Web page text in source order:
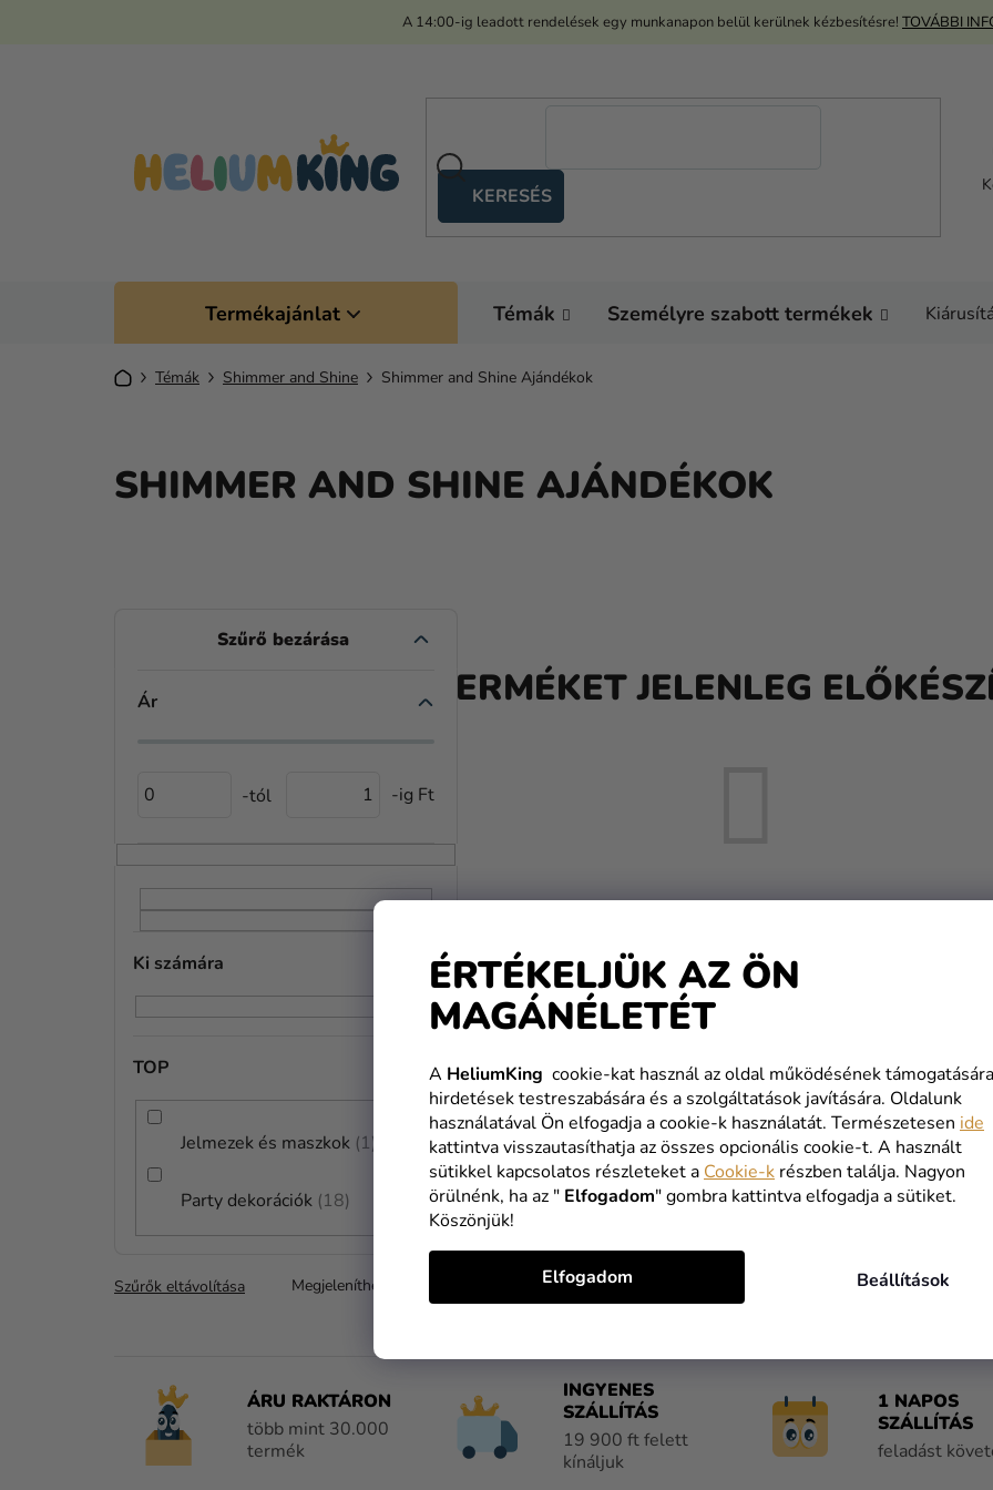
ÉRTÉKELJÜK AZ ÖN
MAGÁNÉLETÉT
A HeliumKing cookie-kat használ az oldal működésének
hirdetések testreszabására és a szolgáltatások javítására. Oldalunk
használatával Ön elfogadja a cookie-k használatát. Természetesen ide
kattintva visszautasíthatja az összes opcionális cookie-t. A használt
sütikkel kapcsolatos részleteket a Cookie-k részben találja. Nagyon
örülnénk, ha az " Elfogadom" gombra kattintva elfogadja a sütiket.
Köszönjük!
Beállítások
Elfogadom
A 14:00-ig leadott rendelések egy munkanapon belül kerülnek kézbesítésre! TOVÁBBI
KERESÉS
Termékajánlat Témák Személyre szabott termékek
KezdőlapTémák Shimmer and Shine Shimmer and Shine Ajándékok
SHIMMER AND SHINE AJÁNDÉKOK
D
Ó
N
L
Ár
0 1
Ki számára
TOP
Jelmezek és maszkok 1
Party dekorációk 18
Szűrők eltávolítása Megjeleníthető tételek
A TERMÉKET JELENLEG
VÁSÁRLÁS FOLYTATÁSA
ÁRU RAKTÁRON
több mint 30.000
termék
INGYENES
SZÁLLÍTÁS
19 900 ft felett
kínáljuk
1 NAPOS
SZÁLLÍTÁS
feladást